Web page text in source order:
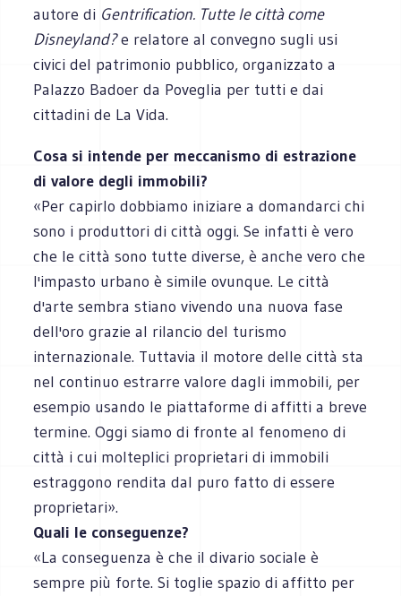
autore di Gentrification. Tutte le città come
Disneyland?e relatore al convegno sugli usi
civici del patrimonio pubblico, organizzato a
Palazzo Badoer da Poveglia per tutti e dai
cittadini de La Vida.
Cosa si intende per meccanismo di estrazione
di valore degli immobili?
«Per capirlo dobbiamo iniziare a domandarci chi
sono i produttori di città oggi. Se infatti è vero
che le città sono tutte diverse, è anche vero che
l'impasto urbano è simile ovunque. Le città
d'arte sembra stiano vivendo una nuova fase
dell'oro grazie al rilancio del turismo
internazionale. Tuttavia il motore delle città sta
nel continuo estrarre valore dagli immobili, per
esempio usando le piattaforme di affitti a breve
termine. Oggi siamo di fronte al fenomeno di
città i cui molteplici proprietari di immobili
estraggono rendita dal puro fatto di essere
proprietari».
Quali le conseguenze?
«La conseguenza è che il divario sociale è
sempre più forte. Si toglie spazio di affitto per